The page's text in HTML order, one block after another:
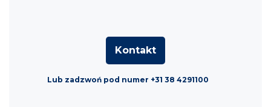
Kontakt
Lub zadzwoń pod numer +31 38 4291100